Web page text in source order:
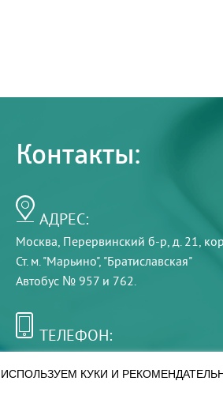
Контакты:
АДРЕС:
Москва, Перервинский б-р, д. 21,
Ст. м. "Марьино", "Братиславская"
Автобус № 957 и 762.
ТЕЛЕФОН:
ИСПОЛЬЗУЕМ КУКИ И